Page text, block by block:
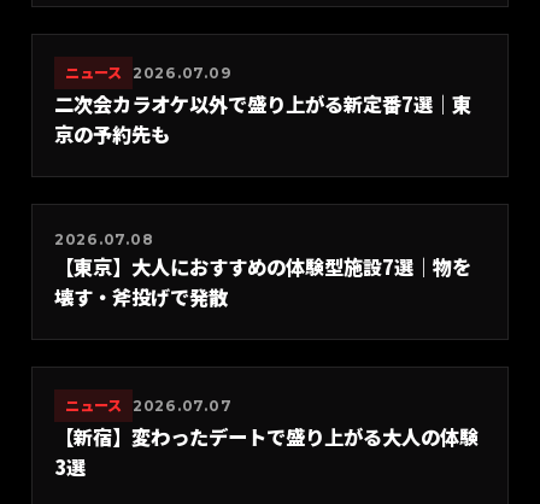
ニュース 2026.07.09
二次会カラオケ以外で盛り上がる新定番7選｜東
京の予約先も
2026.07.08
【東京】大人におすすめの体験型施設7選｜物を
壊す・斧投げで発散
ニュース 2026.07.07
【新宿】変わったデートで盛り上がる大人の体験
3選